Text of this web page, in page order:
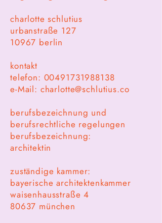
charlotte schlutius
urbanstraße 127
10967 berlin
kontakt
telefon: 00491731988138
e-Mail: charlotte@schlutius.co
berufsbezeichnung und
berufsrechtliche regelungen
berufsbezeichnung:
architektin
zuständige kammer:
bayerische architektenkammer
waisenhausstraße 4
80637 münchen